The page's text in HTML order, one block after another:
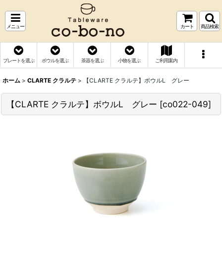
メニュー カート 商品検索
プレートを選ぶ ボウルを選ぶ 茶器を選ぶ 小物を選ぶ ご利用案内
ホーム > CLARTE クラルテ > 【CLARTE クラルテ】ボウルL グレー
【CLARTE クラルテ】ボウルL グレー [co022-049]